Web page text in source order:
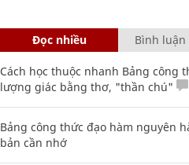
Đọc nhiều Bình luận
Cách học thuộc nhanh Bảng công
lượng giác bằng thơ, "thần chú"
Bảng công thức đạo hàm nguyên
bản cần nhớ